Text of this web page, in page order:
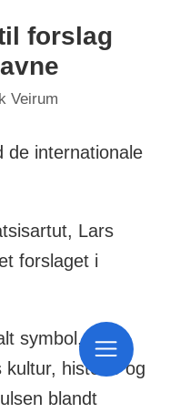
forslag
Veirum
de internationale
Lars
forslaget i
symbol, der
historie og
blandt